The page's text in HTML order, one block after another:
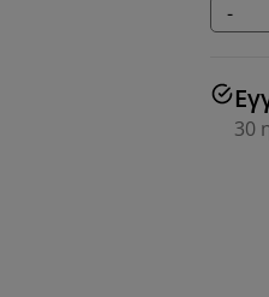
-
30